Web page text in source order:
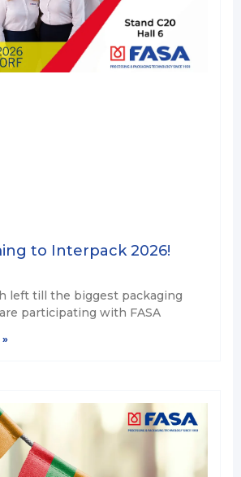
to Interpack 2026!
left till the biggest packaging
participating with FASA